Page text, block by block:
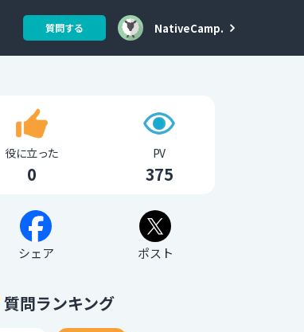
質問する NativeCamp.
役に立った
0
PV
375
シェア ポスト
質問ランキング